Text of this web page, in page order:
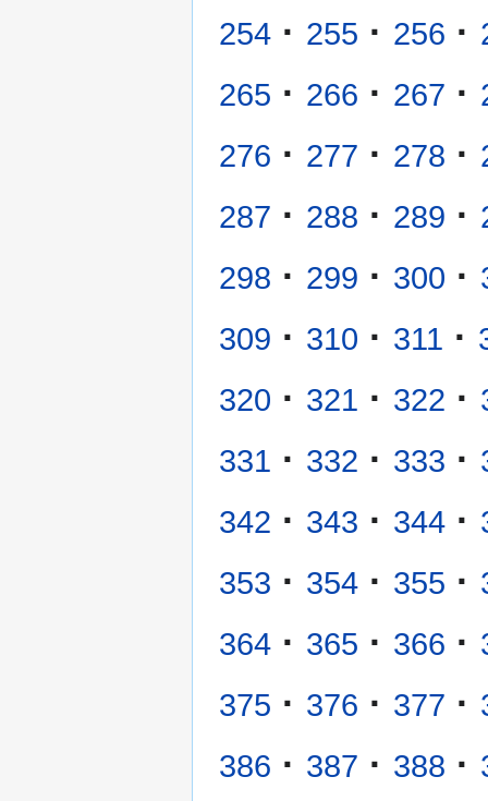
254 · 255 · 256 ·
265 · 266 · 267 ·
276 · 277 · 278 ·
287 · 288 · 289 ·
298 · 299 · 300 ·
309 · 310 · 311 ·
320 · 321 · 322 ·
331 · 332 · 333 ·
342 · 343 · 344 ·
353 · 354 · 355 ·
364 · 365 · 366 ·
375 · 376 · 377 ·
386 · 387 · 388 ·